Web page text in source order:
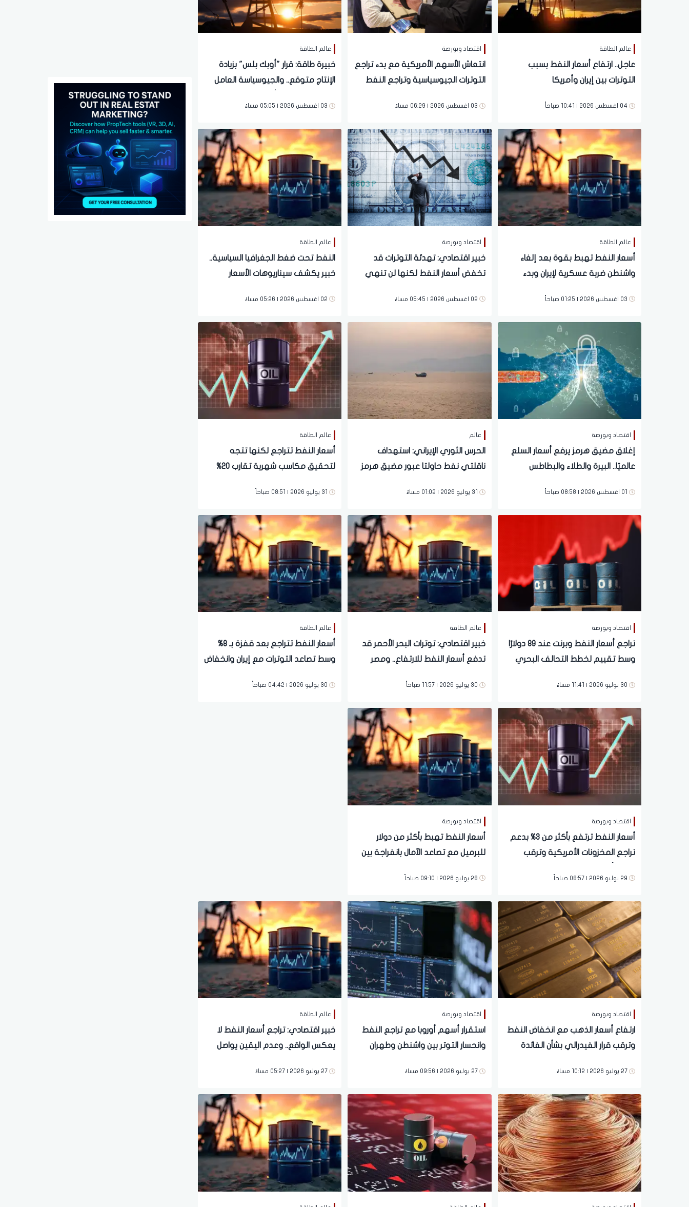
عالم الطاقة
عاجل.. ارتفاع أسعار النفط بسبب
التوترات بين إيران وأمريكا
04 اغسطس 2026 | 10:41 صباحاً
اقتصاد وبورصة
انتعاش الأسهم الأمريكية مع بدء تراجع
التوترات الجيوسياسية وتراجع النفط
03 اغسطس 2026 | 06:29 مساءً
عالم الطاقة
خبيرة طاقة: قرار "أوبك بلس" بزيادة
الإنتاج متوقع.. والجيوسياسة العامل
03 اغسطس 2026 | 05:05 مساءً
عالم الطاقة
أسعار النفط تهبط بقوة بعد إلغاء
واشنطن ضربة عسكرية لإيران وبدء
03 اغسطس 2026 | 01:25 صباحاً
اقتصاد وبورصة
خبير اقتصادي: تهدئة التوترات قد
تخفض أسعار النفط لكنها لن تنهي
02 اغسطس 2026 | 05:45 مساءً
عالم الطاقة
النفط تحت ضغط الجغرافيا السياسية..
خبير يكشف سيناريوهات الأسعار
02 اغسطس 2026 | 05:26 مساءً
اقتصاد وبورصة
إغلاق مضيق هرمز يرفع أسعار السلع
عالميًا.. البيرة والطلاء والبطاطس
وسط مخاوف من موجة تضخم جديدة
01 اغسطس 2026 | 08:58 صباحاً
عالم
الحرس الثوري الإيراني: استهداف
ناقلتي نفط حاولتا عبور مضيق هرمز
31 يوليو 2026 | 01:02 مساءً
عالم الطاقة
أسعار النفط تتراجع لكنها تتجه
لتحقيق مكاسب شهرية تقارب 20%
31 يوليو 2026 | 08:51 صباحاً
اقتصاد وبورصة
تراجع أسعار النفط وبرنت عند 89 دولارًا
وسط تقييم لخطط التحالف البحري
30 يوليو 2026 | 11:41 مساءً
عالم الطاقة
خبير اقتصادي: توترات البحر الأحمر قد
تدفع أسعار النفط للارتفاع.. ومصر
"خاص"
30 يوليو 2026 | 11:57 صباحاً
عالم الطاقة
أسعار النفط تتراجع بعد قفزة بـ 8%
وسط تصاعد التوترات مع إيران وانخفاض
30 يوليو 2026 | 04:42 صباحاً
اقتصاد وبورصة
أسعار النفط ترتفع بأكثر من 3% بدعم
تراجع المخزونات الأمريكية وترقب
29 يوليو 2026 | 08:57 صباحاً
اقتصاد وبورصة
أسعار النفط تهبط بأكثر من دولار
للبرميل مع تصاعد الآمال بانفراجة بين
28 يوليو 2026 | 09:10 صباحاً
اقتصاد وبورصة
ارتفاع أسعار الذهب مع انخفاض النفط
وترقب قرار الفيدرالي بشأن الفائدة
27 يوليو 2026 | 10:12 مساءً
اقتصاد وبورصة
استقرار أسهم أوروبا مع تراجع النفط
وانحسار التوتر بين واشنطن وطهران
27 يوليو 2026 | 09:56 مساءً
عالم الطاقة
خبير اقتصادي: تراجع أسعار النفط لا
يعكس الواقع.. وعدم اليقين يواصل
27 يوليو 2026 | 05:27 مساءً